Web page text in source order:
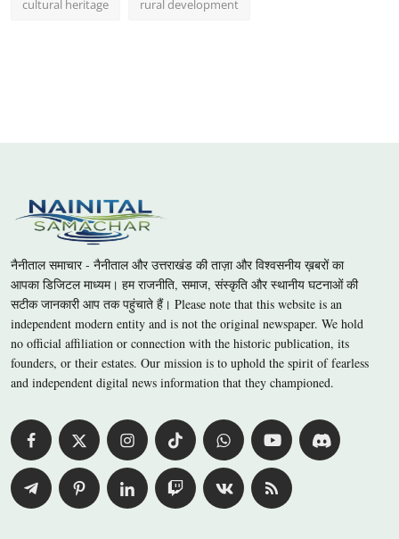
cultural heritage rural development
नैनीताल समाचार - नैनीताल और उत्तराखंड की ताज़ा और विश्वसनीय ख़बरों का
आपका डिजिटल माध्यम। हम राजनीति, समाज, संस्कृति और स्थानीय घटनाओं की
सटीक जानकारी आप तक पहुंचाते हैं। Please note that this website is an
independent modern entity and is not the original newspaper. We hold
no official affiliation or connection with the historic publication, its
founders, or their estates. Our mission is to uphold the spirit of fearless
and independent digital news information that they championed.